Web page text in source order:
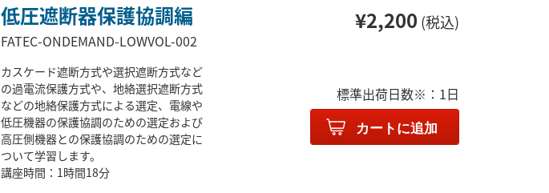
低圧遮断器保護協調編
FATEC-ONDEMAND-LOWVOL-002
カスケード遮断方式や選択遮断方式など
の過電流保護方式や、地絡選択遮断方式
などの地絡保護方式による選定、電線や
低圧機器の保護協調のための選定および
高圧側機器との保護協調のための選定に
ついて学習します。
講座時間：1時間18分
¥2,200 (税込)
標準出荷日数※：1日
カートに追加